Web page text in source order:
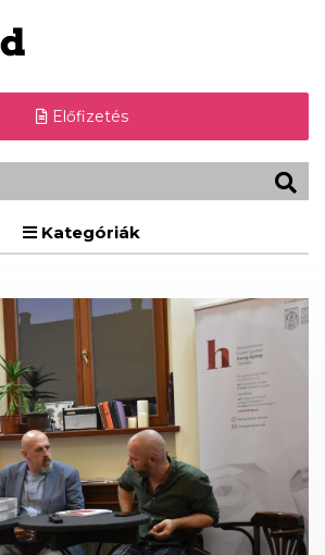
Előfizetés
Kategóriák